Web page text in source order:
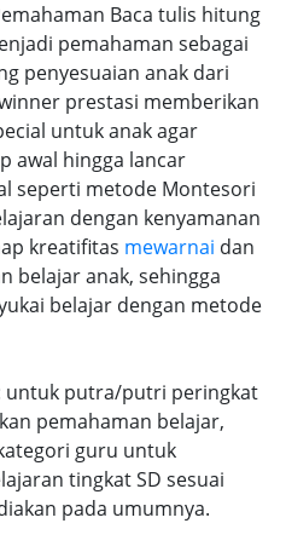
Baca tulis hitung
pemahaman sebagai
penyesuaian anak dari
prestasi memberikan
untuk anak agar
awal hingga lancar
seperti metode Montesori
dengan kenyamanan
kreatifitas mewarnai dan
belajar anak, sehingga
belajar dengan metode
untuk putra/putri peringkat
pemahaman belajar,
guru untuk
tingkat SD sesuai
pada umumnya.